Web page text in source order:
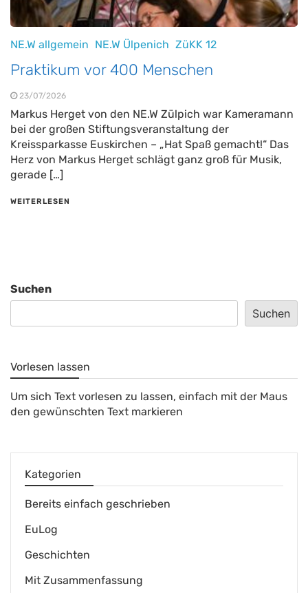
NE.W allgemein NE.W Ülpenich ZüKK 12
Praktikum vor 400 Menschen
23/07/2026
Markus Herget von den NE.W Zülpich war Kameramann
bei der großen Stiftungsveranstaltung der
Kreissparkasse Euskirchen – „Hat Spaß gemacht!“ Das
Herz von Markus Herget schlägt ganz groß für Musik,
gerade […]
WEITERLESEN
Suchen
Suchen
Vorlesen lassen
Um sich Text vorlesen zu lassen, einfach mit der Maus
den gewünschten Text markieren
Kategorien
Bereits einfach geschrieben
EuLog
Geschichten
Mit Zusammenfassung